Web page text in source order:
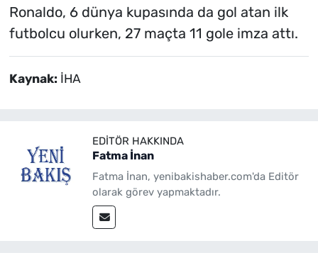
Ronaldo, 6 dünya kupasında da gol atan ilk
futbolcu olurken, 27 maçta 11 gole imza attı.
Kaynak: İHA
EDITÖR HAKKINDA
Fatma İnan
Fatma İnan, yenibakishaber.com'da Editör
olarak görev yapmaktadır.